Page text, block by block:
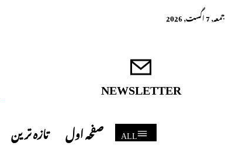
جمعہ, 7 اگست, 2026
NEWSLETTER
ALL صفحہ اول تازہ ترین